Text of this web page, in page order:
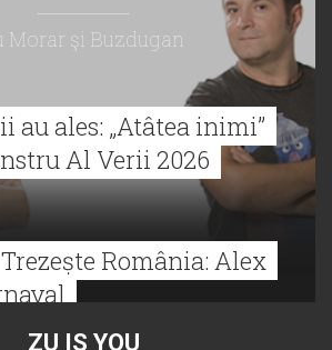
Morar şi Buzdugan
au ales: „Atâtea inimi”
Al Verii 2026
România: Alex
ZU IS YOU